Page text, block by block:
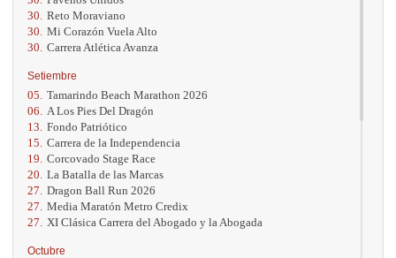
30. Reto Moraviano
30. Mi Corazón Vuela Alto
30. Carrera Atlética Avanza
Setiembre
05. Tamarindo Beach Marathon 2026
06.
A Los Pies Del Dragón
13. Fondo Patriótico
15. Carrera de la Independencia
19. Corcovado Stage Race
20. La Batalla de las Marcas
27. Dragon Ball Run 2026
27. Media Maratón Metro Credix
27.
XI Clásica Carrera del Abogado y la Abogada
Octubre